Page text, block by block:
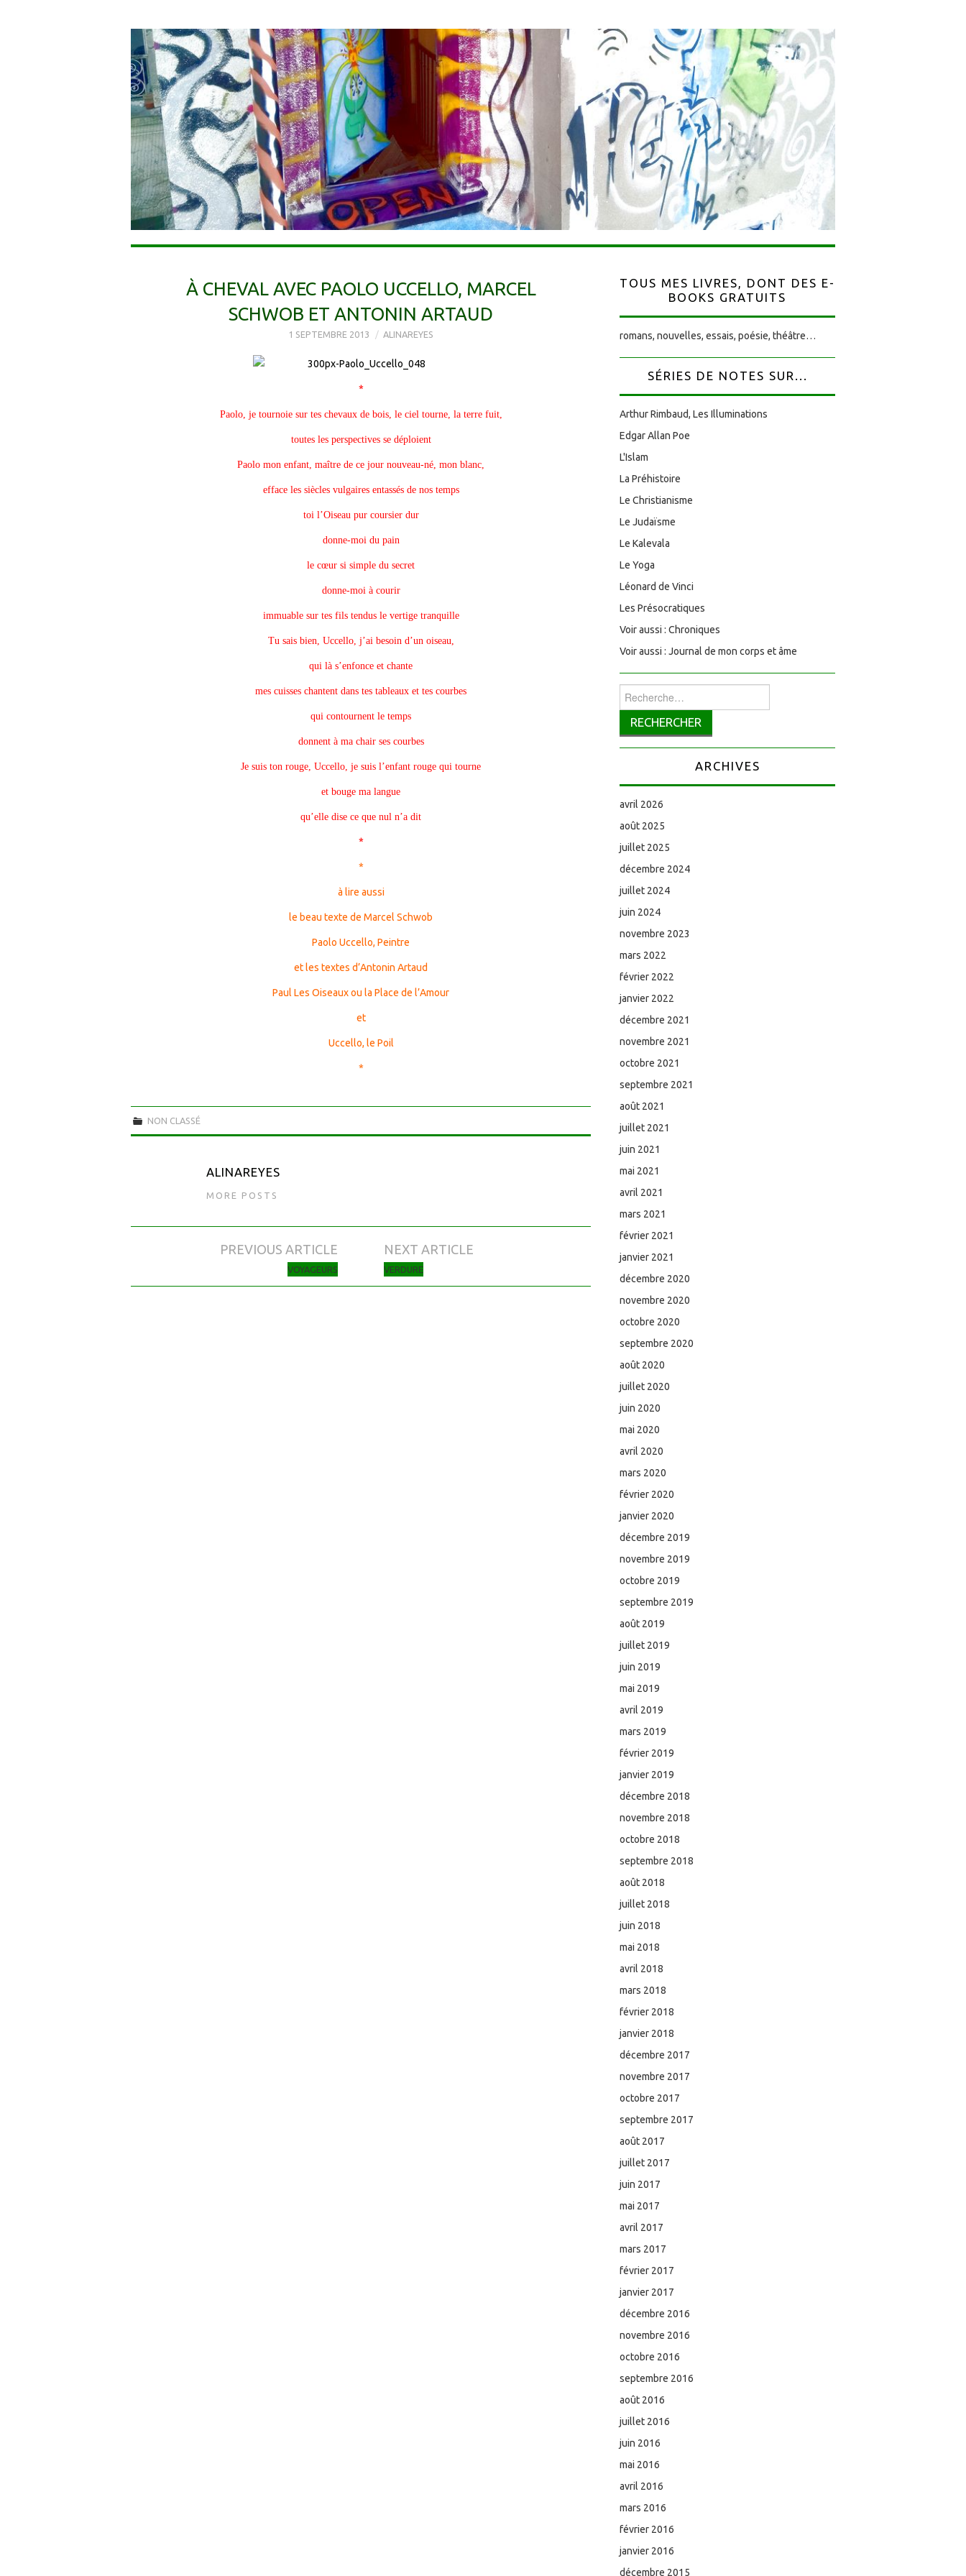
À CHEVAL AVEC PAOLO UCCELLO, MARCEL
SCHWOB ET ANTONIN ARTAUD
1 SEPTEMBRE 2013 ALINAREYES
*
Paolo, je tournoie sur tes chevaux de bois, le ciel tourne, la terre fuit,
toutes les perspectives se déploient
Paolo mon enfant, maître de ce jour nouveau-né, mon blanc,
efface les siècles vulgaires entassés de nos temps
toi l’Oiseau pur coursier dur
donne-moi du pain
le cœur si simple du secret
donne-moi à courir
immuable sur tes fils tendus le vertige tranquille
Tu sais bien, Uccello, j’ai besoin d’un oiseau,
qui là s’enfonce et chante
mes cuisses chantent dans tes tableaux et tes courbes
qui contournent le temps
donnent à ma chair ses courbes
Je suis ton rouge, Uccello, je suis l’enfant rouge qui tourne
et bouge ma langue
qu’elle dise ce que nul n’a dit
*
*
à lire aussi
le beau texte de Marcel Schwob
Paolo Uccello, Peintre
et les textes d’Antonin Artaud
Paul Les Oiseaux ou la Place de l’Amour
et
Uccello, le Poil
*
NON CLASSÉ
ALINAREYES
MORE POSTS
Navigation des articles
PREVIOUS ARTICLE
VOYAGEURS
NEXT ARTICLE
VERDURE
TOUS MES LIVRES, DONT DES E-
BOOKS GRATUITS
romans, nouvelles, essais, poésie, théâtre…
SÉRIES DE NOTES SUR...
Arthur Rimbaud, Les Illuminations
Edgar Allan Poe
L'Islam
La Préhistoire
Le Christianisme
Le Judaïsme
Le Kalevala
Le Yoga
Léonard de Vinci
Les Présocratiques
Voir aussi : Chroniques
Voir aussi : Journal de mon corps et âme
Rechercher :
ARCHIVES
avril 2026
août 2025
juillet 2025
décembre 2024
juillet 2024
juin 2024
novembre 2023
mars 2022
février 2022
janvier 2022
décembre 2021
novembre 2021
octobre 2021
septembre 2021
août 2021
juillet 2021
juin 2021
mai 2021
avril 2021
mars 2021
février 2021
janvier 2021
décembre 2020
novembre 2020
octobre 2020
septembre 2020
août 2020
juillet 2020
juin 2020
mai 2020
avril 2020
mars 2020
février 2020
janvier 2020
décembre 2019
novembre 2019
octobre 2019
septembre 2019
août 2019
juillet 2019
juin 2019
mai 2019
avril 2019
mars 2019
février 2019
janvier 2019
décembre 2018
novembre 2018
octobre 2018
septembre 2018
août 2018
juillet 2018
juin 2018
mai 2018
avril 2018
mars 2018
février 2018
janvier 2018
décembre 2017
novembre 2017
octobre 2017
septembre 2017
août 2017
juillet 2017
juin 2017
mai 2017
avril 2017
mars 2017
février 2017
janvier 2017
décembre 2016
novembre 2016
octobre 2016
septembre 2016
août 2016
juillet 2016
juin 2016
mai 2016
avril 2016
mars 2016
février 2016
janvier 2016
décembre 2015